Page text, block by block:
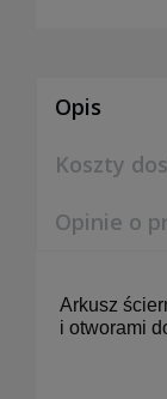
Opis
Koszty
Cena nie
Opinie o
Arkusz
i otworami